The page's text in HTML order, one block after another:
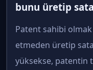
bunu üretip
Patent sahibi
etmeden üretip
yüksekse, patentin